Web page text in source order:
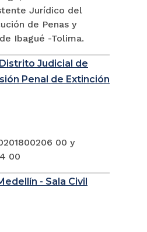
Jurídico del
de Penas y
Ibagué -Tolima.
Judicial de
Penal de Extinción
00 y
00
- Sala Civil